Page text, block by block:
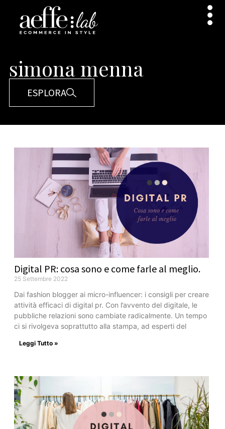
simona menna
ESPLORA
Digital PR: cosa sono e come farle al meglio.
25 Settembre 2022
Dai fashion blogger ai micro-influencer: i consigli per creare
attività efficaci di digital pr. Con l’avvento del digitale, le
pubbliche relazioni sono cambiate radicalmente. Un tempo
ci si rivolgeva soprattutto alla stampa, ad esperti del
Leggi Tutto »